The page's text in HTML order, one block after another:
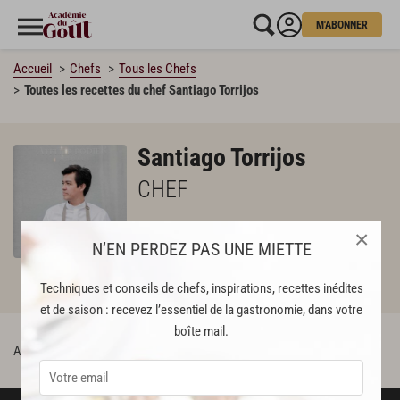
N’EN PERDEZ PAS UNE MIETTE
Techniques et conseils de chefs, inspirations, recettes inédites
et de saison : recevez l’essentiel de la gastronomie, dans votre
boîte mail.
×
M'ABONNER
Accueil Chefs
Tous les Chefs
Toutes les recettes du chef Santiago Torrijos
Santiago Torrijos
CHEF
ABONNÉS
Aucun abonnés